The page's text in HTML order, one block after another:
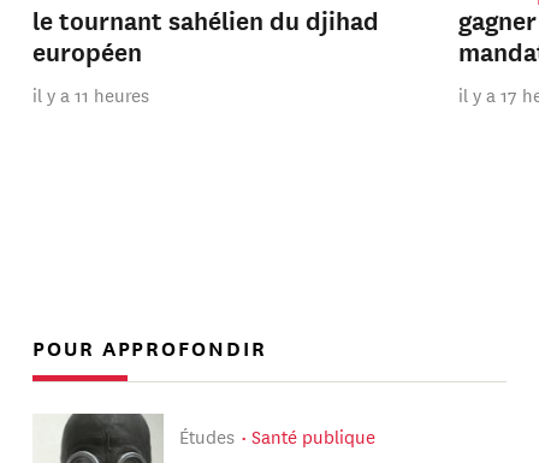
le tournant sahélien du djihad
européen
il y a 11 heures il y a 17
POUR APPROFONDIR
Études Santé publique